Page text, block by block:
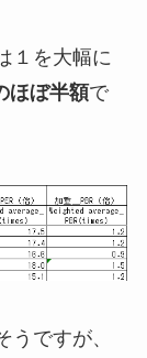
１を大幅に
ほぼ半額で
ですが、